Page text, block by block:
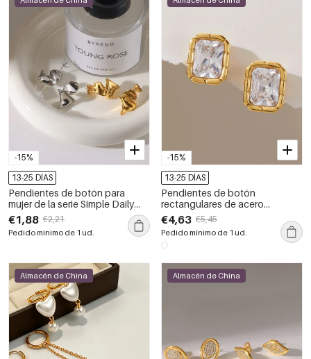
-15%
13-25 DÍAS
Pendientes de botón para
mujer de la serie Simple Daily
con forma geométrica, de acero
inoxidable y color dorado,
resistentes al agua.
€1,88 €2,21
Pedido mínimo de 1 ud.
-15%
13-25 DÍAS
Pendientes de botón
rectangulares de acero
inoxidable, impermeables, de
color dorado y con circonitas
para mujer.
€4,63 €5,45
Pedido mínimo de 1 ud.
Almacén de China Almacén de China